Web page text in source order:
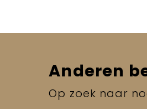
Anderen
Op zoek naar